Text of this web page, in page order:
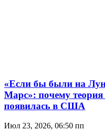
«Если бы были на
Марс»: почему
появилась в США
Июл 23, 2026, 06:50 пп